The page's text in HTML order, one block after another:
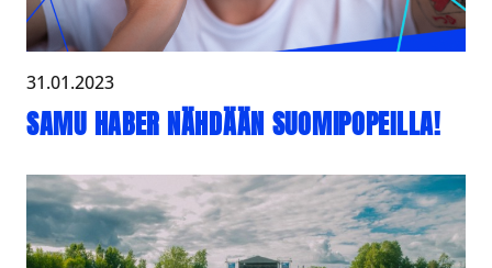
31.01.2023
SAMU HABER NÄHDÄÄN SUOMIPOPEILLA!